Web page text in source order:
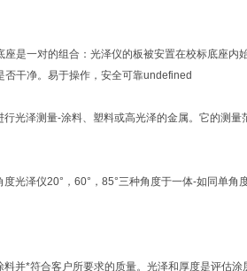
是一对的组合：光泽仪的板被安置在校标底座
干净。易于操作，安全可靠undefined
光泽测量-涂料、塑料或高光泽的金属。它的测
光泽仪20°，60°，85°三种角度于一体-如同单
并*符合客户所要求的质量。光泽和厚度是评估涂